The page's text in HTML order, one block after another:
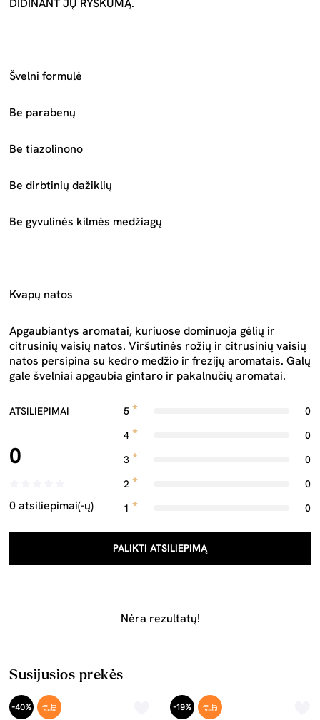
DIDINANT JŲ RYŠKUMĄ.
Švelni formulė
Be parabenų
Be tiazolinono
Be dirbtinių dažiklių
Be gyvulinės kilmės medžiagų
Kvapų natos
Apgaubiantys aromatai, kuriuose dominuoja gėlių ir
citrusinių vaisių natos. Viršutinės rožių ir citrusinių vaisių
natos persipina su kedro medžio ir frezijų aromatais. Galų
gale švelniai apgaubia gintaro ir pakalnučių aromatai.
ATSILIEPIMAI
0
0 atsiliepimai(-ų)
5
0
4
0
3
0
2
0
1
0
PALIKTI ATSILIEPIMĄ
Nėra rezultatų!
Susijusios prekės
-40% -19%